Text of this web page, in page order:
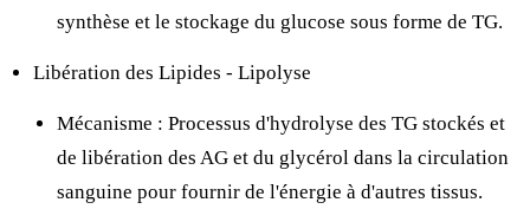
synthèse et le stockage du glucose sous forme de TG.
Libération des Lipides - Lipolyse
Mécanisme : Processus d'hydrolyse des TG stockés et
de libération des AG et du glycérol dans la circulation
sanguine pour fournir de l'énergie à d'autres tissus.